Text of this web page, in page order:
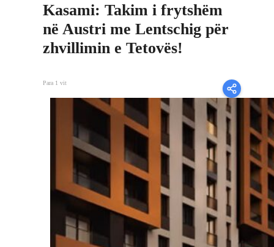
Kasami: Takim i frytshëm
në Austri me Lentschig për
zhvillimin e Tetovës!
Para 1 vit